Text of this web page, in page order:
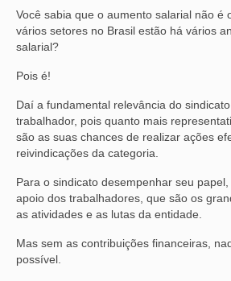
Você sabia que o aumento salarial não é
vários setores no Brasil estão há vários
salarial?
Pois é!
Daí a fundamental relevância do
trabalhador, pois quanto mais
são as suas chances de realizar ações
reivindicações da categoria.
Para o sindicato desempenhar seu
apoio dos trabalhadores, que são os
as atividades e as lutas da entidade.
Mas sem as contribuições financeiras,
possível.